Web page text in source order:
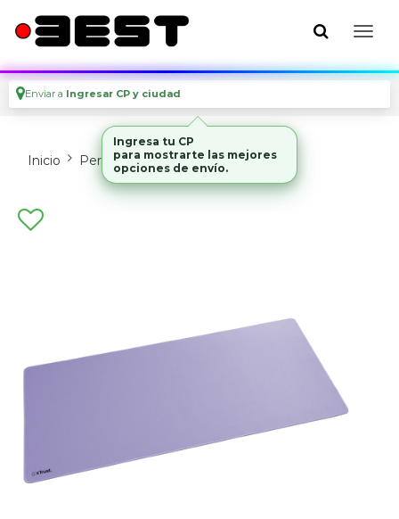
Enviar a Ingresar CP y ciudad
Inicio Perifericos Mouses Y Pads
Ingresa tu CP
para mostrarte las mejores
opciones de envío.